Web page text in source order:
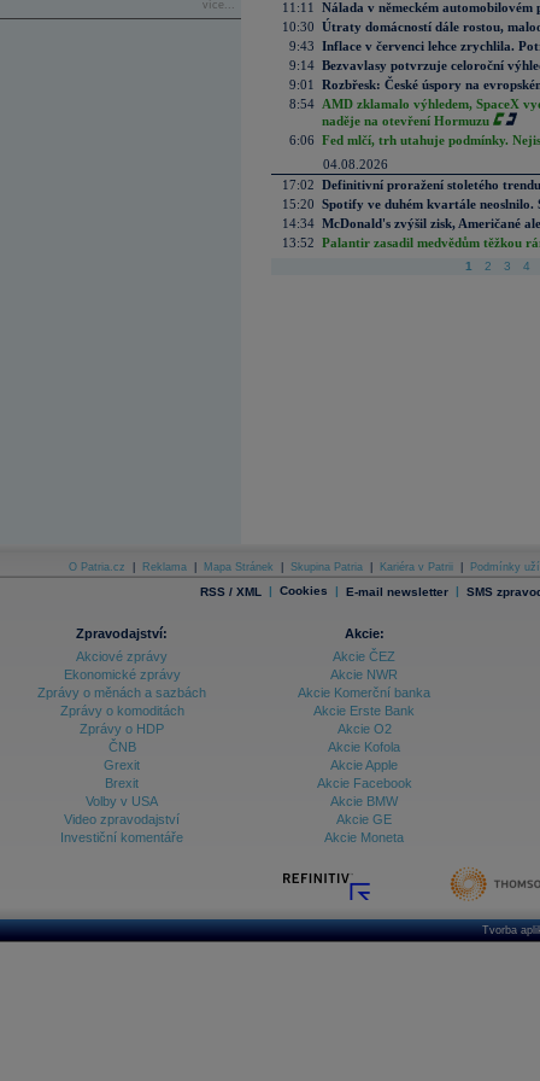
více...
11:11
Nálada v německém automobilovém
10:30 Útraty domácností dále rostou,
9:43 Inflace v červenci lehce zrychlila.
9:14 Bezvavlasy potvrzuje celoroční
9:01
Rozbřesk: České úspory na
8:54 AMD zklamalo výhledem, SpaceX
naděje na otevření Hormuzu
6:06 Fed mlčí, trh utahuje podmínky.
04.08.2026
17:02 Definitivní proražení stoletého
15:20 Spotify ve duhém kvartále neoslnilo.
14:34 McDonald's zvýšil zisk, Američané
13:52 Palantir zasadil medvědům těžkou
1 2 3 4
O Patria.cz Reklama Mapa Stránek Skupina Patria Kariéra v Patrii Podmínky
RSS / XML | Cookies | E-mail newsletter | SMS
Zpravodajství:
Akciové zprávy
Ekonomické zprávy
Zprávy o měnách a sazbách
Zprávy o komoditách
Zprávy o HDP
ČNB
Grexit
Brexit
Volby v USA
Video zpravodajství
Investiční komentáře
Akcie:
Akcie ČEZ
Akcie NWR
Akcie Komerční banka
Akcie Erste Bank
Akcie O2
Akcie Kofola
Akcie Apple
Akcie Facebook
Akcie BMW
Akcie GE
Akcie Moneta
Tvorba